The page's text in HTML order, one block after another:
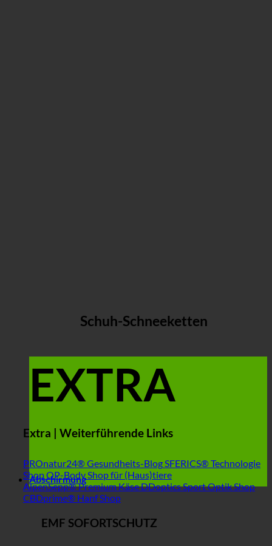
Schuh-Schneeketten
EXTRA
Extra | Weiterführende Links
PROnatur24® Gesundheits-Blog SFERICS® Technologie
ShopOP-Body Shop für (Haus)tiere
AlpenSepp® Premium KäseDDoptics Sport Optik Shop
CBDprime® Hanf Shop
Abschirmung
EMF SOFORTSCHUTZ